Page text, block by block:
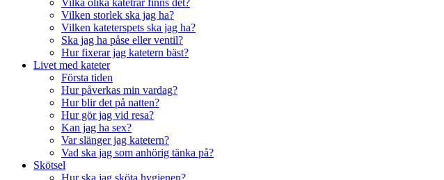
Vilka olika katetrar finns det?
Vilken storlek ska jag ha?
Vilken kateterspets ska jag ha?
Ska jag ha påse eller ventil?
Hur fixerar jag katetern bäst?
Livet med kateter
Första tiden
Hur påverkas min vardag?
Hur blir det på natten?
Hur gör jag vid resa?
Kan jag ha sex?
Var slänger jag katetern?
Vad ska jag som anhörig tänka på?
Skötsel
Hur ska jag sköta hygienen?